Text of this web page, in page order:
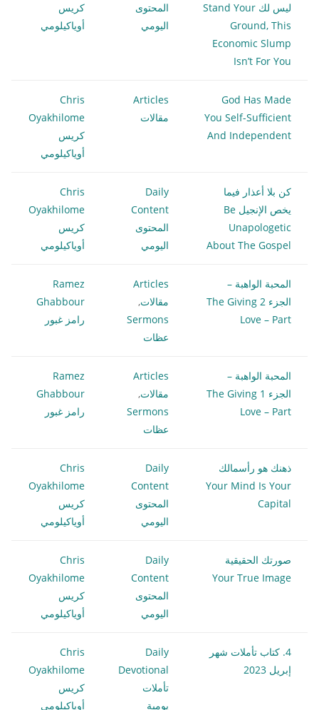
ليس لك Stand Your
Ground, This
Economic Slump
Isn’t For You
المحتوى
اليومي
كريس
أوياكيلومي
God Has Made
You Self-Sufficient
And Independent
Articles
مقالات
Chris
Oyakhilome
كريس
أوياكيلومي
كن بلا أعذار فيما
يخص الإنجيل Be
Unapologetic
About The Gospel
Daily
Content
المحتوى
اليومي
Chris
Oyakhilome
كريس
أوياكيلومي
المحبة الواهبة –
الجزء 2 The Giving
Love – Part
Articles
مقالات,
Sermons
عظات
Ramez
Ghabbour
رامز غبور
المحبة الواهبة –
الجزء 1 The Giving
Love – Part
Articles
مقالات,
Sermons
عظات
Ramez
Ghabbour
رامز غبور
ذهنك هو رأسمالك
Your Mind Is Your
Capital
Daily
Content
المحتوى
اليومي
Chris
Oyakhilome
كريس
أوياكيلومي
صورتك الحقيقية
Your True Image
Daily
Content
المحتوى
اليومي
Chris
Oyakhilome
كريس
أوياكيلومي
4. كتاب تأملات شهر
إبريل 2023
Daily
Devotional
تأملات
يومية
Chris
Oyakhilome
كريس
أوياكيلومي